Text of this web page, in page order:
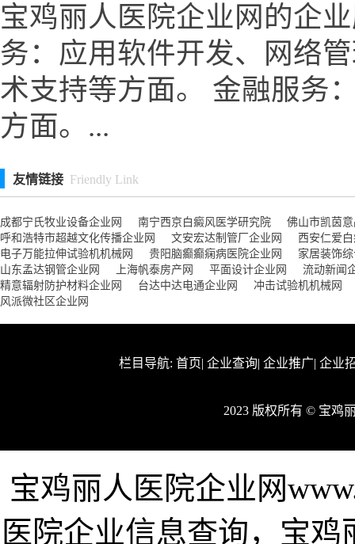
宝鸡丽人医院企业网的企
务：应用软件开发、网络
术支持等方面。 金融服务
方面。...
友情链接 Friendly Link
成都宁氏牧业设备企业网 南宁西京白癜风医学研究院
佛山市凯茵
呼和浩特市超越文化传播企业网
文安宏达制管厂企业网
西安仁爱
电子万能拉伸试验机机械网
贵阳脑癫癫痫病医院企业网
家居装饰
山东孟达钢管企业网
上海帆泰房产网 平面设计企业网
流动新闻
精意辐射防护材料企业网
台达中达电通企业网
冲击试验机机械网
风派微社区企业网
栏目导航: 首页| 企业查询| 企业推广| 企业
2023 版权所有 © 宝鸡
宝鸡丽人医院企业网
医院企业信息查询，宝